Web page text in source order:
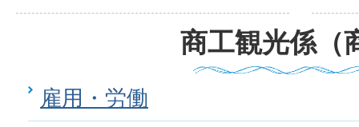
商工観光係（
雇用・労働